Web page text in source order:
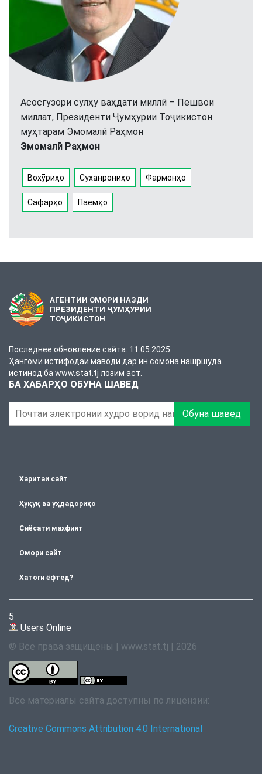
Асосгузори сулҳу ваҳдати миллӣ – Пешвои
миллат, Президенти Ҷумҳурии Тоҷикистон
муҳтарам Эмомалӣ Раҳмон
Эмомалӣ Раҳмон
Вохӯриҳо Суханрониҳо Фармонҳо
Сафарҳо Паёмҳо
АГЕНТИИ ОМОРИ НАЗДИ
ПРЕЗИДЕНТИ ҶУМҲУРИИ
ТОҶИКИСТОН
Последнее обновление сайта: 11.05.2025
Ҳангоми истифодаи маводи дар ин сомона нашршуда
истинод ба www.stat.tj лозим аст.
БА ХАБАРҲО ОБУНА ШАВЕД
Обуна шавед
Харитаи сайт
Ҳуқуқ ва уҳдадориҳо
Сиёсати махфият
Омори сайт
Хатоги ёфтед?
5
Users Online
© Все права защищены | www.stat.tj | 2026
Все материалы сайта доступны по лицензии:
Creative Commons Attribution 4.0 International